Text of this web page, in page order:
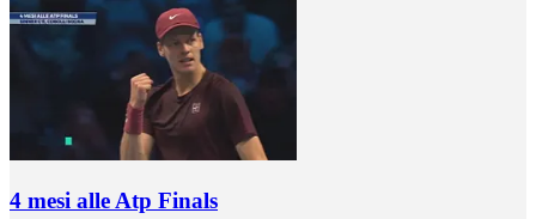
4 mesi alle Atp Finals